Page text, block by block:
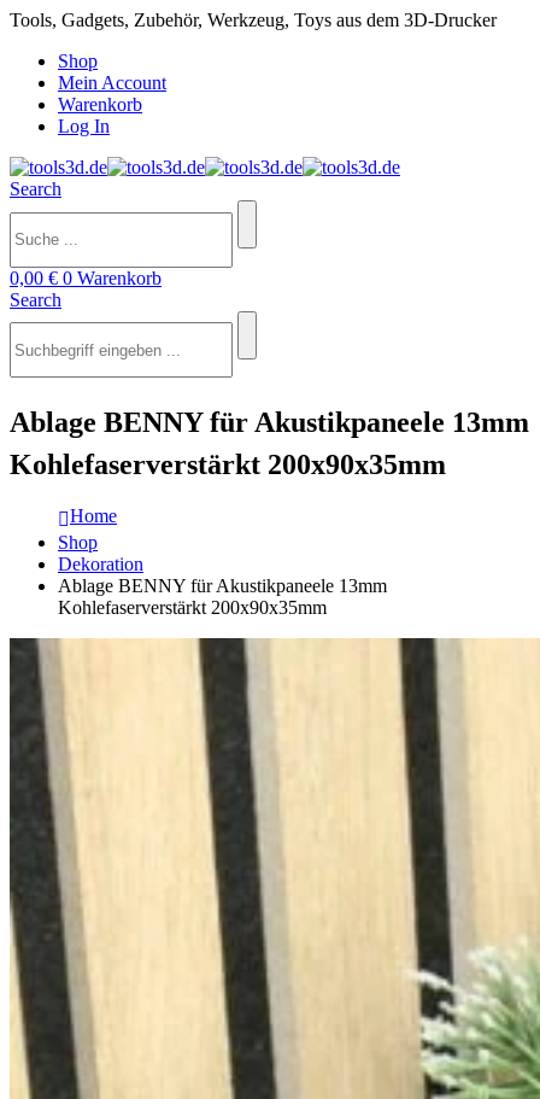
Tools, Gadgets, Zubehör, Werkzeug, Toys aus dem 3D-Drucker
Shop
Mein Account
Warenkorb
Log In
Search
0,00 € 0 Warenkorb
Search
Ablage BENNY für Akustikpaneele 13mm
Kohlefaserverstärkt 200x90x35mm
Home
Shop
Dekoration
Ablage BENNY für Akustikpaneele 13mm
Kohlefaserverstärkt 200x90x35mm